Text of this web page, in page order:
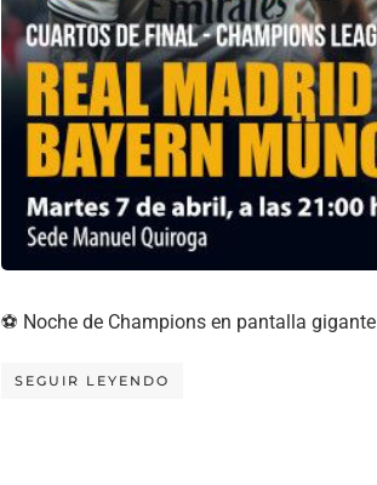
⚽ Noche de Champions en pantalla gigante
SEGUIR LEYENDO